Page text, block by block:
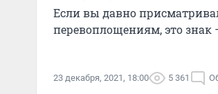
Если вы давно
перевоплощениям, это знак
23 декабря, 2021, 18:00 5 361